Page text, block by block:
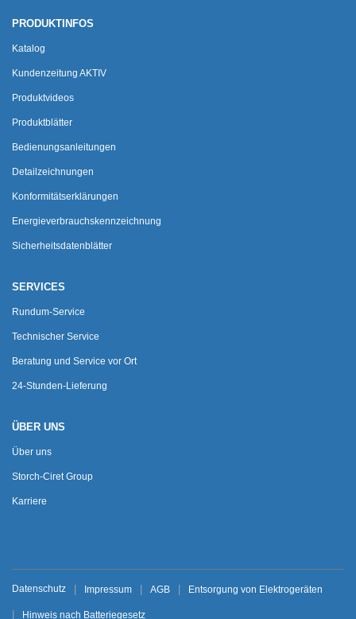
PRODUKTINFOS
Katalog
Kundenzeitung AKTIV
Produktvideos
Produktblätter
Bedienungsanleitungen
Detailzeichnungen
Konformitätserklärungen
Energieverbrauchskennzeichnung
Sicherheitsdatenblätter
SERVICES
Rundum-Service
Technischer Service
Beratung und Service vor Ort
24-Stunden-Lieferung
ÜBER UNS
Über uns
Storch-Ciret Group
Karriere
Datenschutz Impressum AGB Entsorgung von Elektrogeräten
Hinweis nach Batteriegesetz